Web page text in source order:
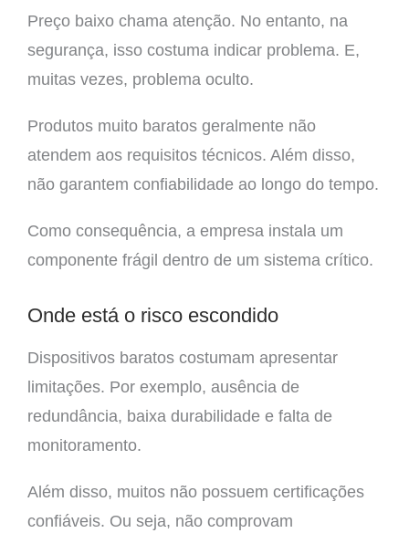
Preço baixo chama atenção. No entanto, na
segurança, isso costuma indicar problema. E,
muitas vezes, problema oculto.
Produtos muito baratos geralmente não
atendem aos requisitos técnicos. Além disso,
não garantem confiabilidade ao longo do tempo.
Como consequência, a empresa instala um
componente frágil dentro de um sistema crítico.
Onde está o risco escondido
Dispositivos baratos costumam apresentar
limitações. Por exemplo, ausência de
redundância, baixa durabilidade e falta de
monitoramento.
Além disso, muitos não possuem certificações
confiáveis. Ou seja, não comprovam